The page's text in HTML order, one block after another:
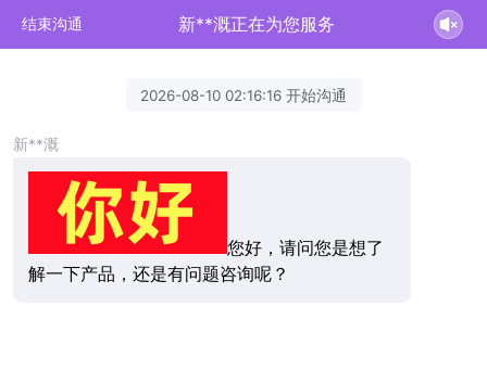
结束沟通 新**溉正在为您服务
2026-08-10 02:16:16 开始沟通
新**溉
您好，请问您是想了
解一下产品，还是有问题咨询呢？